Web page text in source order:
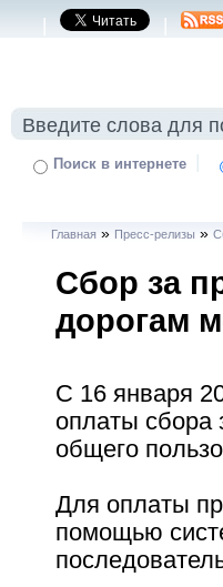
| |
Поиск в интернете |
Главная » Пресс-релизы »
Сбор за
дорогам
С 16 января
оплаты сбора
общего
Для оплаты
помощью